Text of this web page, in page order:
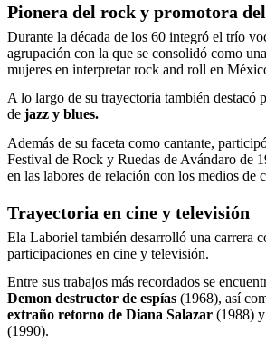
Pionera del rock y promotora
Durante la década de los 60 integró el trío
agrupación con la que se consolidó como
mujeres en interpretar rock and roll en
A lo largo de su trayectoria también destacó
de jazz y blues.
Además de su faceta como cantante,
Festival de Rock y Ruedas de Avándaro de
en las labores de relación con los medios de
Trayectoria en cine y televisión
Ela Laboriel también desarrolló una carrera
participaciones en cine y televisión.
Entre sus trabajos más recordados se
Demon destructor de espías (1968), así
extraño retorno de Diana Salazar (1988) y
(1990).